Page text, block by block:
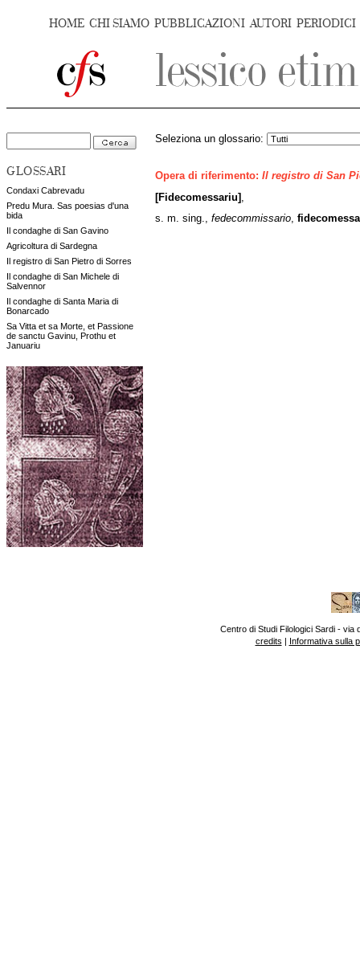
HOME CHI SIAMO PUBBLICAZIONI AUTORI PERIODICI
GLOSSARI
Condaxi Cabrevadu
Predu Mura. Sas poesias d'una
bida
Il condaghe di San Gavino
Agricoltura di Sardegna
Il registro di San Pietro di Sorres
Il condaghe di San Michele di
Salvennor
Il condaghe di Santa Maria di
Bonarcado
Sa Vitta et sa Morte, et Passione
de sanctu Gavinu, Prothu et
Januariu
Seleziona un glossario:
Opera di riferimento: Il registro di San
[Fidecomessariu]
s. m. sing., fedecommissario,
Centro di Studi Filologici Sardi - via
credits | Informativa sulla